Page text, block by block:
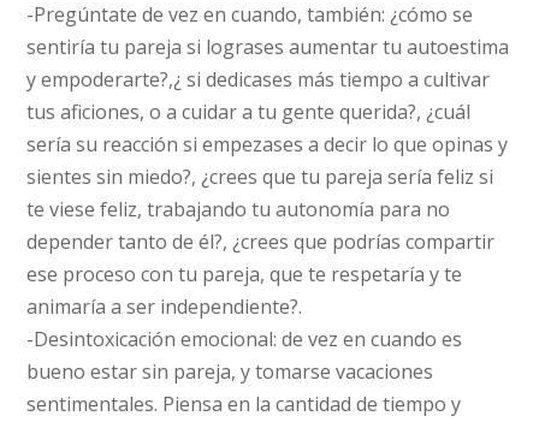
-Pregúntate de vez en cuando, también: ¿cómo se
sentiría tu pareja si lograses aumentar tu autoestima
y empoderarte?,¿ si dedicases más tiempo a cultivar
tus aficiones, o a cuidar a tu gente querida?, ¿cuál
sería su reacción si empezases a decir lo que opinas y
sientes sin miedo?, ¿crees que tu pareja sería feliz si
te viese feliz, trabajando tu autonomía para no
depender tanto de él?, ¿crees que podrías compartir
ese proceso con tu pareja, que te respetaría y te
animaría a ser independiente?.
-Desintoxicación emocional: de vez en cuando es
bueno estar sin pareja, y tomarse vacaciones
sentimentales. Piensa en la cantidad de tiempo y